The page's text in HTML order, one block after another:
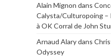
Alain Mignon dans
Calysta/Culturopoing –
à OK Corral de John
Arnaud Alarydans
Odyssey